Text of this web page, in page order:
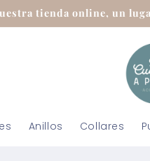
tienda online, un
Anillos Collares